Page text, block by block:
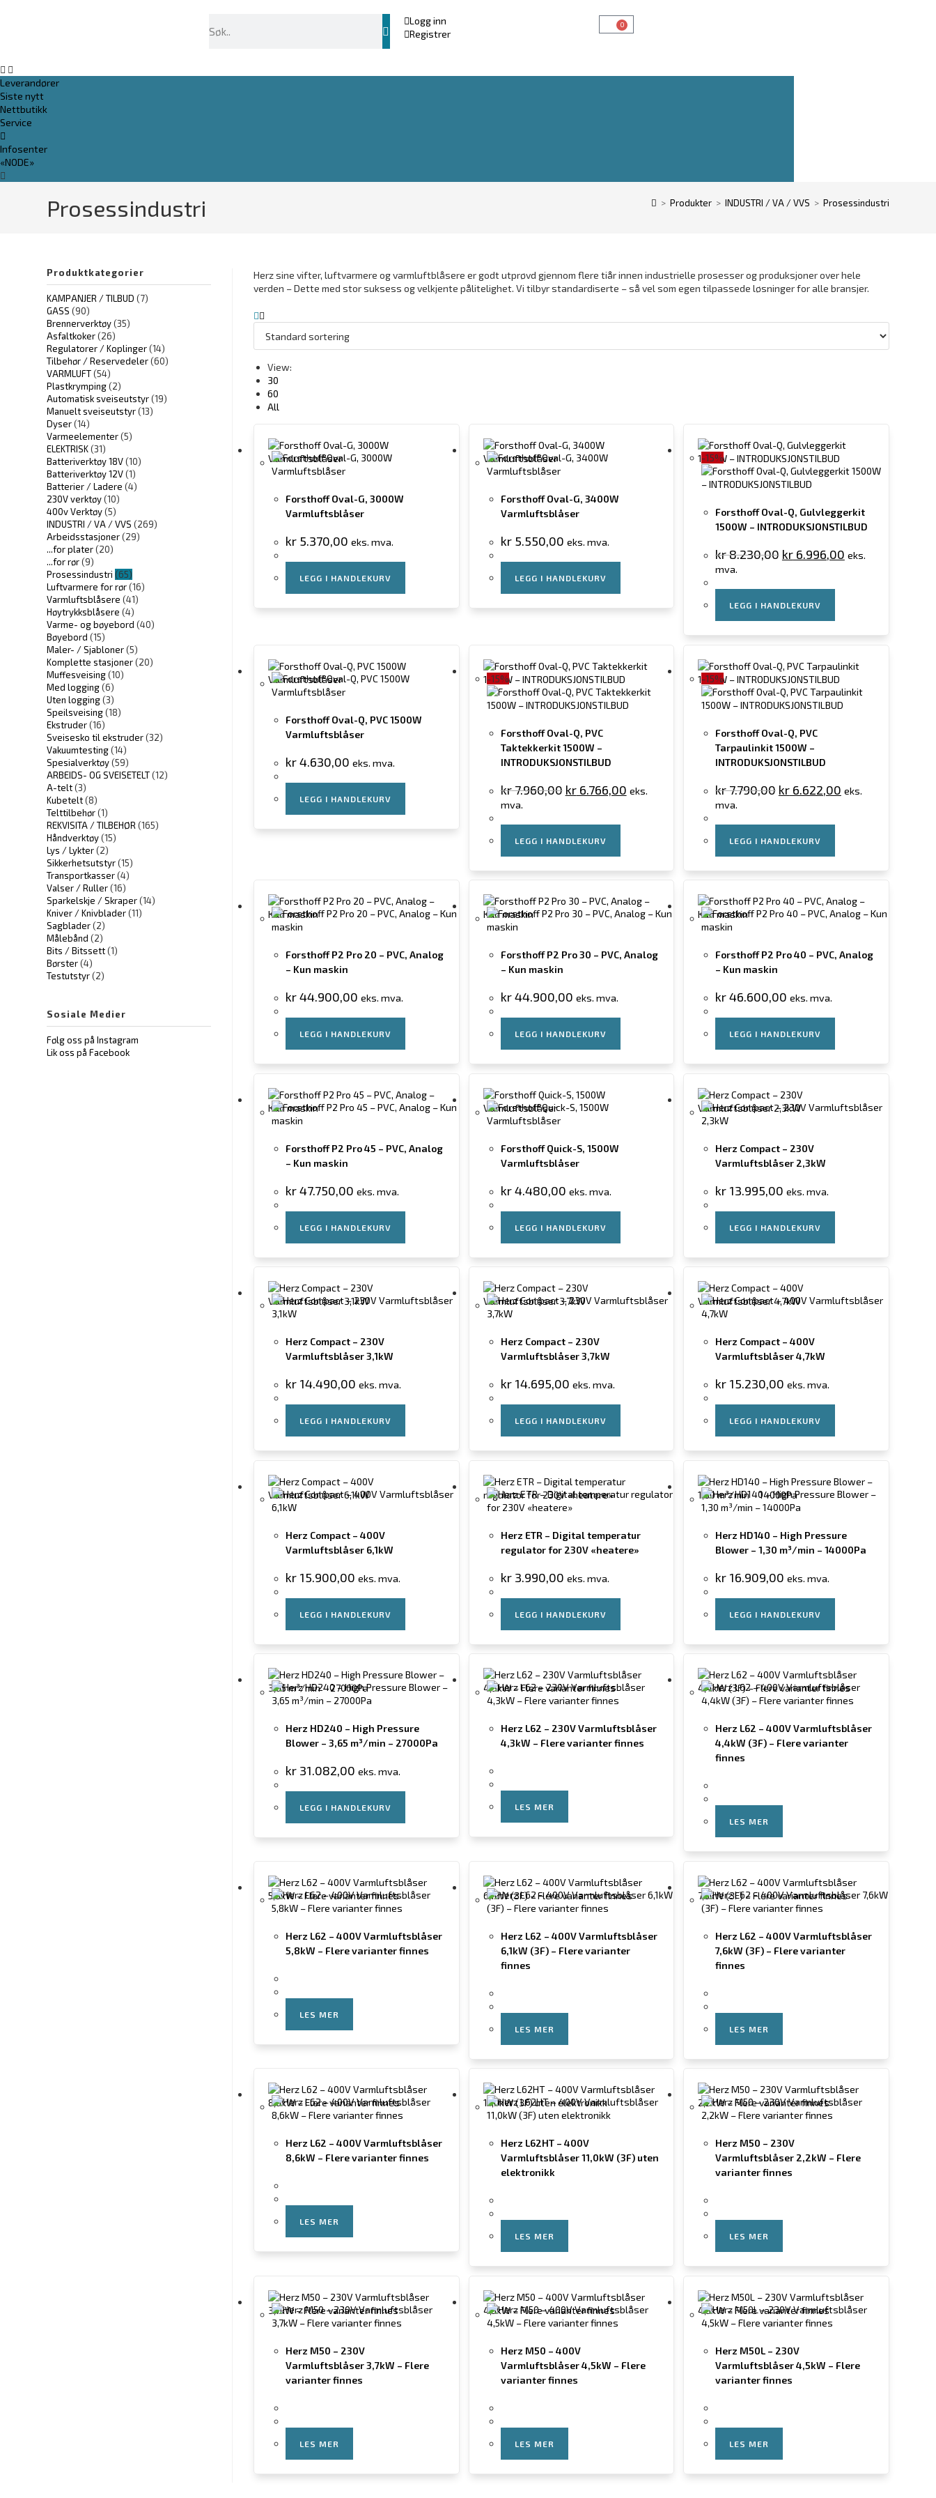
Logg inn
Registrer
0
Leverandører
Siste nytt
Nettbutikk
Service
Infosenter
«NODE»
Prosessindustri > Produkter > INDUSTRI / VA / VVS > Prosessindustri
Produktkategorier
KAMPANJER / TILBUD (7)
GASS (90)
Brennerverktøy (35)
Asfaltkoker (26)
Regulatorer / Koplinger (14)
Tilbehør / Reservedeler (60)
VARMLUFT (54)
Plastkrymping (2)
Automatisk sveiseutstyr (19)
Manuelt sveiseutstyr (13)
Dyser (14)
Varmeelementer (5)
ELEKTRISK (31)
Batteriverktøy 18V (10)
Batteriverktøy 12V (1)
Batterier / Ladere (4)
230V verktøy (10)
400v Verktøy (5)
INDUSTRI / VA / VVS (269)
Arbeidsstasjoner (29)
...for plater (20)
...for rør (9)
Prosessindustri (65)
Luftvarmere for rør (16)
Varmluftsblåsere (41)
Høytrykksblåsere (4)
Varme- og bøyebord (40)
Bøyebord (15)
Maler- / Sjabloner (5)
Komplette stasjoner (20)
Muffesveising (10)
Med logging (6)
Uten logging (3)
Speilsveising (18)
Ekstruder (16)
Sveisesko til ekstruder (32)
Vakuumtesting (14)
Spesialverktøy (59)
ARBEIDS- OG SVEISETELT (12)
A-telt (3)
Kubetelt (8)
Telttilbehør (1)
REKVISITA / TILBEHØR (165)
Håndverktøy (15)
Lys / Lykter (2)
Sikkerhetsutstyr (15)
Transportkasser (4)
Valser / Ruller (16)
Sparkelskje / Skraper (14)
Kniver / Knivblader (11)
Sagblader (2)
Målebånd (2)
Bits / Bitssett (1)
Børster (4)
Testutstyr (2)
Sosiale Medier
Følg oss på Instagram
Lik oss på Facebook
Herz sine vifter, luftvarmere og varmluftblåsere er godt utprøvd gjennom flere tiår innen industrielle prosesser og produksjoner over hele
verden – Dette med stor suksess og velkjente pålitelighet. Vi tilbyr standardiserte – så vel som egen tilpassede løsninger for alle bransjer.
View:
30
60
All
Forsthoff Oval-G, 3000W
Varmluftsblåser
kr 5.370,00 eks. mva.
LEGG I HANDLEKURV
Forsthoff Oval-G, 3400W
Varmluftsblåser
kr5.550,00 eks. mva.
LEGG I HANDLEKURV
-15%
Forsthoff Oval-Q, Gulvleggerkit
1500W – INTRODUKSJONSTILBUD
kr8.230,00 kr6.996,00 eks.
mva.
LEGG I HANDLEKURV
Forsthoff Oval-Q, PVC 1500W
Varmluftsblåser
kr4.630,00 eks. mva.
LEGG I HANDLEKURV
-15%
Forsthoff Oval-Q, PVC
Taktekkerkit 1500W –
INTRODUKSJONSTILBUD
kr7.960,00 kr6.766,00 eks.
mva.
LEGG I HANDLEKURV
-15%
Forsthoff Oval-Q, PVC
Tarpaulinkit 1500W –
INTRODUKSJONSTILBUD
kr7.790,00 kr6.622,00 eks.
mva.
LEGG I HANDLEKURV
Forsthoff P2 Pro 20 – PVC, Analog
– Kun maskin
kr44.900,00 eks. mva.
LEGG I HANDLEKURV
Forsthoff P2 Pro 30 – PVC, Analog
– Kun maskin
kr44.900,00 eks. mva.
LEGG I HANDLEKURV
Forsthoff P2 Pro 40 – PVC, Analog
– Kun maskin
kr46.600,00 eks. mva.
LEGG I HANDLEKURV
Forsthoff P2 Pro 45 – PVC, Analog
– Kun maskin
kr47.750,00 eks. mva.
LEGG I HANDLEKURV
Forsthoff Quick-S, 1500W
Varmluftsblåser
kr4.480,00 eks. mva.
LEGG I HANDLEKURV
Herz Compact – 230V
Varmluftsblåser 2,3kW
kr13.995,00 eks. mva.
LEGG I HANDLEKURV
Herz Compact – 230V
Varmluftsblåser 3,1kW
kr 14.490,00 eks. mva.
LEGG I HANDLEKURV
Herz Compact – 230V
Varmluftsblåser 3,7kW
kr14.695,00 eks. mva.
LEGG I HANDLEKURV
Herz Compact – 400V
Varmluftsblåser 4,7kW
kr15.230,00 eks. mva.
LEGG I HANDLEKURV
Herz Compact – 400V
Varmluftsblåser 6,1kW
kr 15.900,00 eks. mva.
LEGG I HANDLEKURV
Herz ETR – Digital temperatur
regulator for 230V «heatere»
kr3.990,00 eks. mva.
LEGG I HANDLEKURV
Herz HD140 – High Pressure
Blower – 1,30 m³/min – 14000Pa
kr16.909,00 eks. mva.
LEGG I HANDLEKURV
Herz HD240 – High Pressure
Blower – 3,65 m³/min – 27000Pa
kr 31.082,00 eks. mva.
LEGG I HANDLEKURV
Herz L62 – 230V Varmluftsblåser
4,3kW – Flere varianter finnes
LES MER
Herz L62 – 400V Varmluftsblåser
4,4kW (3F) – Flere varianter
finnes
LES MER
Herz L62 – 400V Varmluftsblåser
5,8kW – Flere varianter finnes
LES MER
Herz L62 – 400V Varmluftsblåser
6,1kW (3F) – Flere varianter
finnes
LES MER
Herz L62 – 400V Varmluftsblåser
7,6kW (3F) – Flere varianter
finnes
LES MER
Herz L62 – 400V Varmluftsblåser
8,6kW – Flere varianter finnes
LES MER
Herz L62HT – 400V
Varmluftsblåser 11,0kW (3F) uten
elektronikk
LES MER
Herz M50 – 230V
Varmluftsblåser 2,2kW – Flere
varianter finnes
LES MER
Herz M50 – 230V
Varmluftsblåser 3,7kW – Flere
varianter finnes
LES MER
Herz M50 – 400V
Varmluftsblåser 4,5kW – Flere
varianter finnes
LES MER
Herz M50L – 230V
Varmluftsblåser 4,5kW – Flere
varianter finnes
LES MER